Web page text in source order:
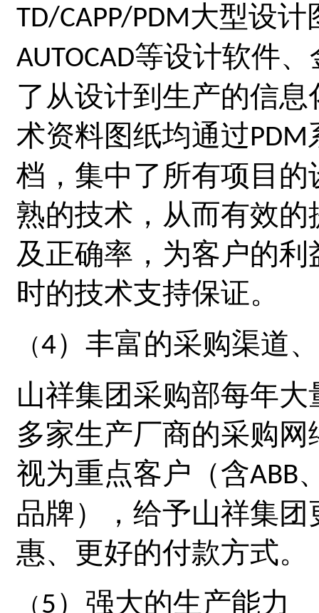
TD/CAPP/PDM大型设计
AUTOCAD等设计软件、
了从设计到生产的信
术资料图纸均通过PDM
档，集中了所有项目
熟的技术，从而有效
及正确率，为客户的
时的技术支持保证。
（ 4）丰富的采购渠道
山祥集团采购部每年
多家生产厂商的采购
视为重点客户（含ABB
品牌），给予山祥集团
惠、更好的付款方式。
（ 5）强大的生产能力